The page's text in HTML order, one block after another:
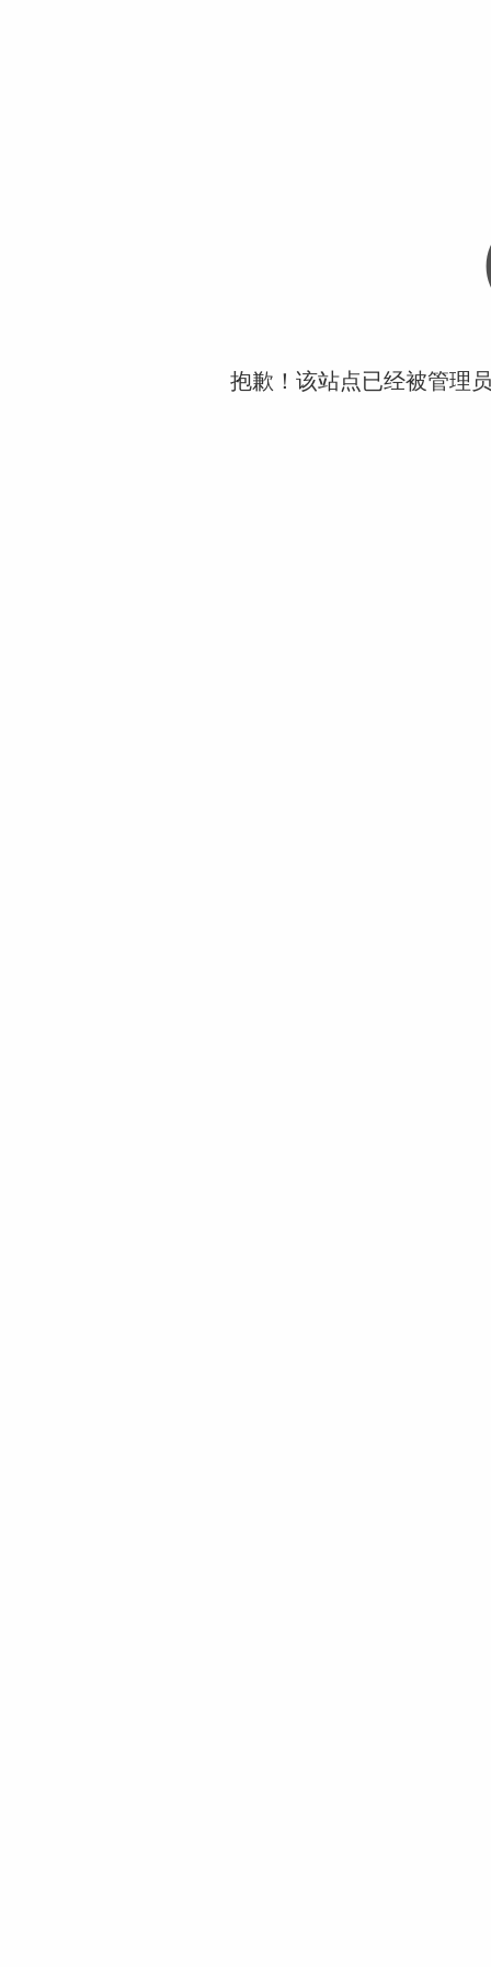
抱歉！该站点已经被管理